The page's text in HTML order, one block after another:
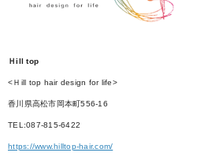
Ｈill top
<Ｈill top hair design for life>
香川県高松市岡本町556-16
TEL:087-815-6422
https://www.hilltop-hair.com/